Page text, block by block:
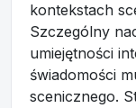
kontekstach
Szczególny
umiejętności
świadomości
scenicznego.